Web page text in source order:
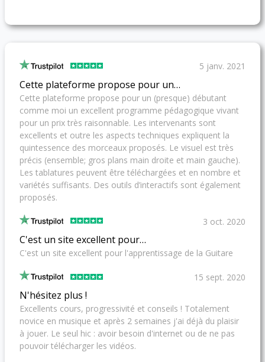
5 janv. 2021
Cette plateforme propose pour un…
Cette plateforme propose pour un (presque) débutant
comme moi un excellent programme pédagogique vivant
pour un prix très raisonnable. Les intervenants sont
excellents et outre les aspects techniques expliquent la
quintessence des morceaux proposés. Le visuel est très
précis (ensemble; gros plans main droite et main gauche).
Les tablatures peuvent être téléchargées et en nombre et
variétés suffisants. Des outils d’interactifs sont également
proposés.
3 oct. 2020
C'est un site excellent pour…
C'est un site excellent pour l'apprentissage de la Guitare
15 sept. 2020
N'hésitez plus !
Excellents cours, progressivité et conseils ! Totalement
novice en musique et après 2 semaines j'ai déjà du plaisir
à jouer. Le seul hic : avoir besoin d'internet ou de ne pas
pouvoir télécharger les vidéos.